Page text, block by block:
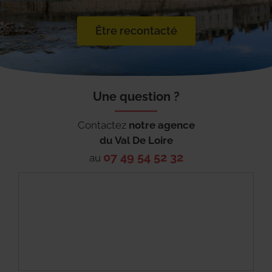
Être recontacté
Une question ?
Contactez notre agence
du Val De Loire
au 07 49 54 52 32